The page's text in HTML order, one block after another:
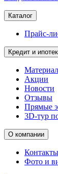
Каталог
Прайс-
Кредит и
Акции
Новости
Отзывы
Прямые
3D-тур
О компании
Контакты
Фото и